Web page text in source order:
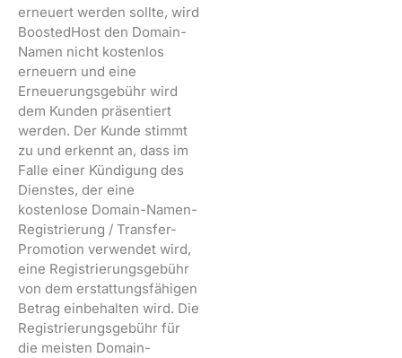
erneuert werden sollte, wird
BoostedHost den Domain-
Namen nicht kostenlos
erneuern und eine
Erneuerungsgebühr wird
dem Kunden präsentiert
werden. Der Kunde stimmt
zu und erkennt an, dass im
Falle einer Kündigung des
Dienstes, der eine
kostenlose Domain-Namen-
Registrierung / Transfer-
Promotion verwendet wird,
eine Registrierungsgebühr
von dem erstattungsfähigen
Betrag einbehalten wird. Die
Registrierungsgebühr für
die meisten Domain-